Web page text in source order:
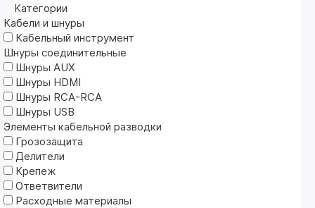
Категории
Кабели и шнуры
Кабельный инструмент
Шнуры соединительные
Шнуры AUX
Шнуры HDMI
Шнуры RCA-RCA
Шнуры USB
Элементы кабельной разводки
Грозозащита
Делители
Крепеж
Ответвители
Расходные материалы